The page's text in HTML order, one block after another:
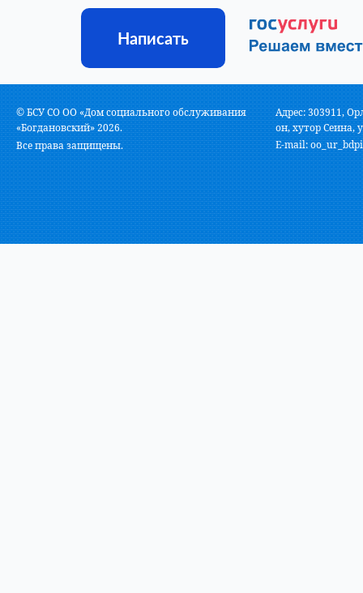
Написать
© БСУ СО ОО «Дом социального обслуживания
«Богдановский» 2026.
Все права защищены.
Адрес: 303911,
он, хутор Сеина,
E-mail: